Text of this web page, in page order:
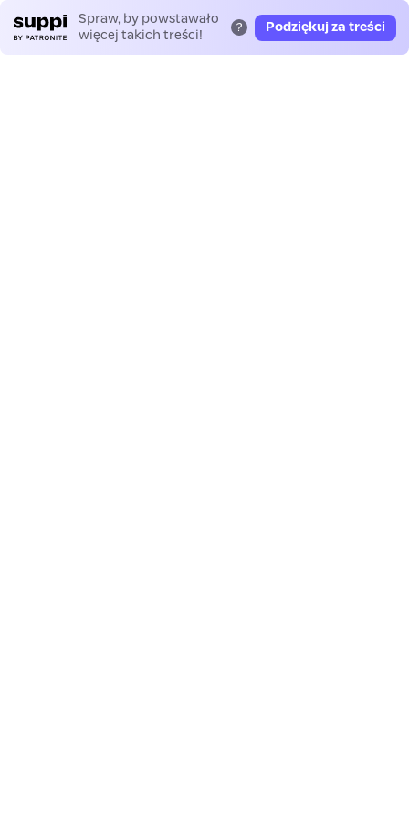
Spraw, by powstawało
więcej takich treści!
? Podziękuj za treści